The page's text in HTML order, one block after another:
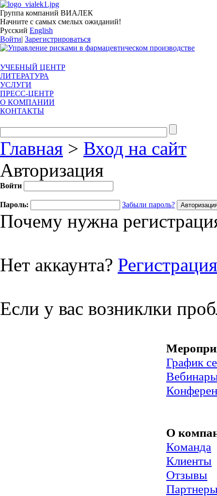
Группа компаний ВИАЛЕК
Начните с самых смелых ожиданий!
Русский English
Войти| Зарегистрироваться
УЧЕБНЫЙ ЦЕНТР
ЛИТЕРАТУРА
УСЛУГИ
ПРЕСС-ЦЕНТР
О КОМПАНИИ
КОНТАКТЫ
Главная > Вход на сайт
Авторизация
Войти
Пароль: Забыли пароль?
Почему нужна
Нет аккаунта? Регистрация
Если у вас возниклки
График
О
Команда
Клиенты
Отзывы